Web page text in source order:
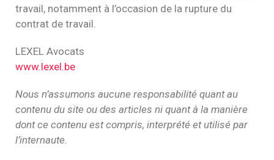
travail, notamment à l’occasion de la rupture du
contrat de travail.
LEXEL Avocats
www.lexel.be
Nous n’assumons aucune responsabilité quant au
contenu du site ou des articles ni quant à la manière
dont ce contenu est compris, interprété et utilisé par
l’internaute.